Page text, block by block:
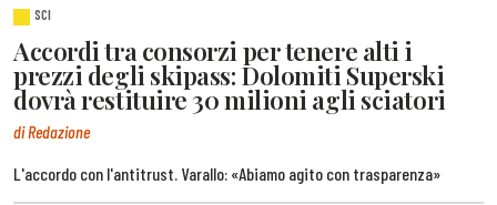
SCI
Accordi tra consorzi per tenere alti i
prezzi degli skipass: Dolomiti Superski
dovrà restituire 30 milioni agli sciatori
di Redazione
L'accordo con l'antitrust. Varallo: «Abiamo agito con trasparenza»